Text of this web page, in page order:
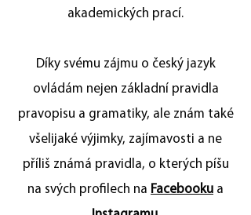
akademických prací.
Díky svému zájmu o český jazyk
ovládám nejen základní pravidla
pravopisu a gramatiky, ale znám také
všelijaké výjimky, zajímavosti a ne
příliš známá pravidla, o kterých píšu
na svých profilech na Facebooku a